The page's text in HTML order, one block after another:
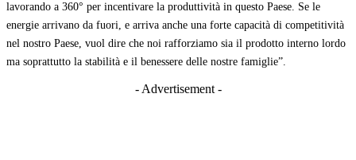
lavorando a 360° per incentivare la produttività in questo Paese. Se le
energie arrivano da fuori, e arriva anche una forte capacità di competitività
nel nostro Paese, vuol dire che noi rafforziamo sia il prodotto interno lordo
ma soprattutto la stabilità e il benessere delle nostre famiglie”.
- Advertisement -